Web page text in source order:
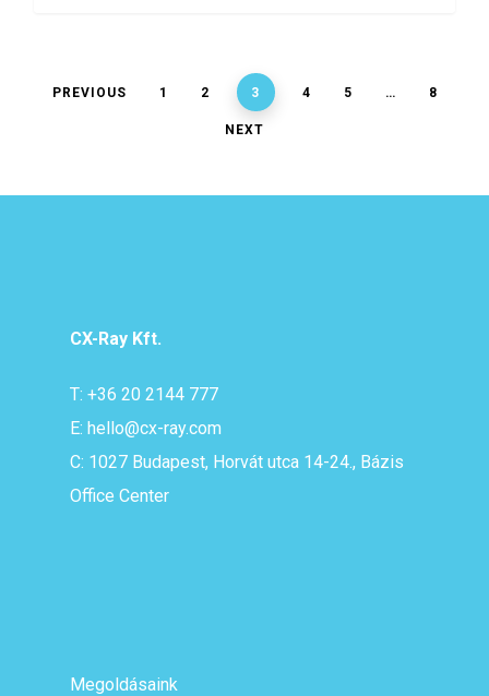
PREVIOUS 1 2 3 4 5 … 8
NEXT
CX-Ray Kft.
T: +36 20 2144 777
E: hello@cx-ray.com
C: 1027 Budapest, Horvát utca 14-24., Bázis
Office Center
Megoldásaink